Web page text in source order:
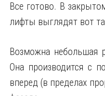
Все готово. В
лифты выглядят вот
Возможна небольшая
Она производится с
вперед (в пределах